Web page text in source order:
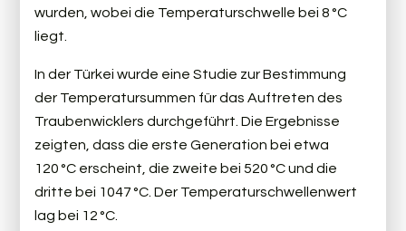
wurden, wobei die Temperaturschwelle bei 8 °C
liegt.
In der Türkei wurde eine Studie zur Bestimmung
der Temperatursummen für das Auftreten des
Traubenwicklers durchgeführt. Die Ergebnisse
zeigten, dass die erste Generation bei etwa
120 °C erscheint, die zweite bei 520 °C und die
dritte bei 1047 °C. Der Temperaturschwellenwert
lag bei 12 °C.